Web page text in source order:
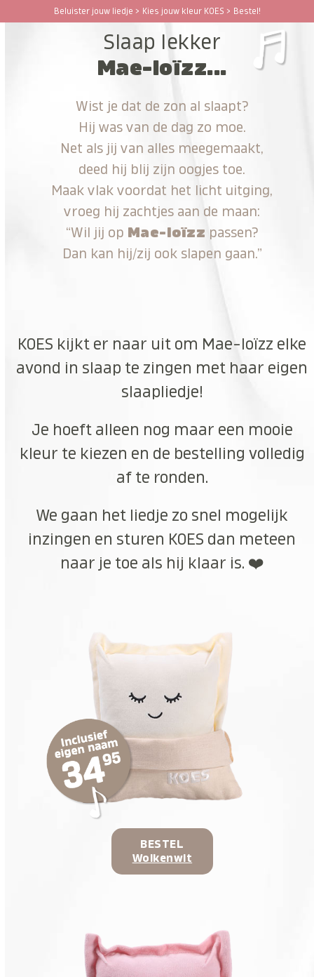
Beluister jouw liedje > Kies jouw kleur KOES > Bestel!
Open
Close
Slaap lekker
Mae-loïzz...
Wist je dat de zon al slaapt?
Hij was van de dag zo moe.
Net als jij van alles meegemaakt,
deed hij blij zijn oogjes toe.
Maak vlak voordat het licht uitging,
vroeg hij zachtjes aan de maan:
“Wil jij op Mae-loïzz passen?
Dan kan hij/zij ook slapen gaan.”
KOES kijkt er naar uit om Mae-loïzz elke
avond in slaap te zingen met haar eigen
slaapliedje!
Je hoeft alleen nog maar een mooie
kleur te kiezen en de bestelling volledig
af te ronden.
We gaan het liedje zo snel mogelijk
inzingen en sturen KOES dan meteen
naar je toe als hij klaar is. ❤️
BESTEL
Wolkenwit